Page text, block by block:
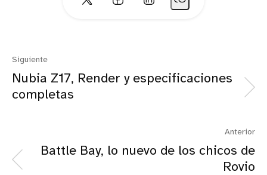
Siguiente
Nubia Z17, Render y especificaciones
completas
Anterior
Battle Bay, lo nuevo de los chicos de
Rovio